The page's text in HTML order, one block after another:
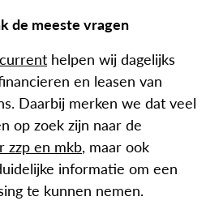
de meeste vragen
helpen wij dagelijks
en leasen van
Daarbij merken we dat veel
op zoek zijn naar de
zzp en mkb, maar ook
informatie om een
te kunnen nemen.